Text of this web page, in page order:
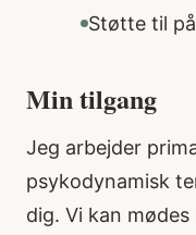
Støtte til
Min tilgang
Jeg arbejder
psykodynamisk
dig. Vi kan